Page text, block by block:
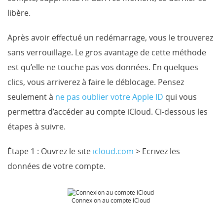
libère.
Après avoir effectué un redémarrage, vous le trouverez
sans verrouillage. Le gros avantage de cette méthode
est qu’elle ne touche pas vos données. En quelques
clics, vous arriverez à faire le déblocage. Pensez
seulement à ne pas oublier votre Apple ID qui vous
permettra d’accéder au compte iCloud. Ci-dessous les
étapes à suivre.
Étape 1 : Ouvrez le site icloud.com > Ecrivez les
données de votre compte.
Connexion au compte iCloud